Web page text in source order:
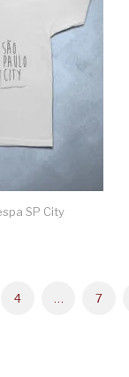
SP City
4 … 7